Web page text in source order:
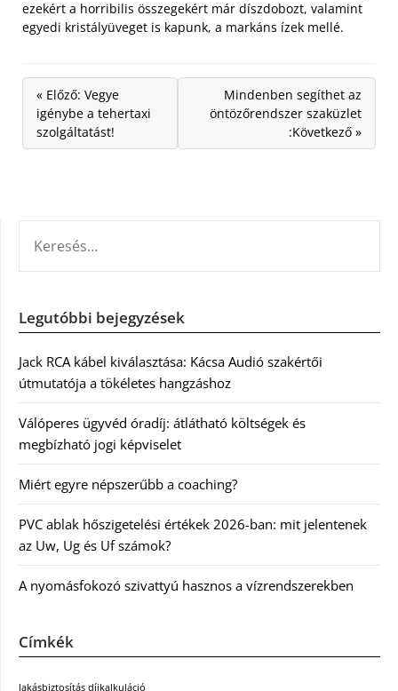
ezekért a horribilis összegekért már díszdobozt, valamint
egyedi kristályüveget is kapunk, a markáns ízek mellé.
« Előző: Vegye
igénybe a tehertaxi
szolgáltatást!
Mindenben segíthet az
öntözőrendszer szaküzlet
:Következő »
Legutóbbi bejegyzések
Jack RCA kábel kiválasztása: Kácsa Audió szakértői
útmutatója a tökéletes hangzáshoz
Válóperes ügyvéd óradíj: átlátható költségek és
megbízható jogi képviselet
Miért egyre népszerűbb a coaching?
PVC ablak hőszigetelési értékek 2026-ban: mit jelentenek
az Uw, Ug és Uf számok?
A nyomásfokozó szivattyú hasznos a vízrendszerekben
Címkék
lakásbiztosítás díjkalkuláció